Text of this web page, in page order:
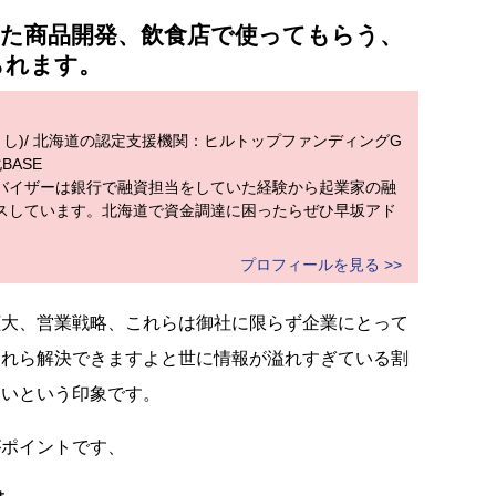
商品開発、飲食店で使ってもらう、
ます。
)/ 北海道の認定支援機関：ヒルトップファンディングG
イザーは銀行で融資担当をしていた経験から起業家の融
しています。北海道で資金調達に困ったらぜひ早坂アド
プロフィールを見る >>
、営業戦略、これらは御社に限らず企業にとって
ら解決できますよと世に情報が溢れすぎている割
という印象です。
イントです、